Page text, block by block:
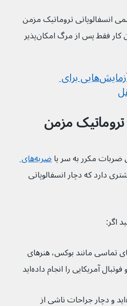
انسفالوپاتی تروماتیک مزمن
تشخیص داده نشود زیرا این کار فقط پس از مرگ امکان‌پذیر
آزمایش‌هایی برای
مزمن
ضربات مکرر به سر یا
ضربه‌های
بیشتری دارد که دچار انسفالوپاتی
اگر:
منظم ورزش‌های تماسی مانند بوکس، هنرهای
آمریکایی را انجام داده‌اید
در ارتش خدمت کرده‌اید و دچار جراحات ناشی از